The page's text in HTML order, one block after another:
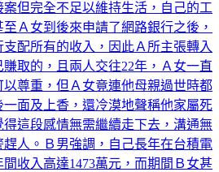
但完全不足以維持生活，自己的工
Ａ女到後來申請了網路銀行之後，
配所有的收入，因此Ａ所主張轉入
取的，且兩人交往22年，Ａ女一直
尊重，但Ａ女竟連他母親過世時都
面及上香，還冷漠地聲稱他家屬死
這段感情無需繼續走下去，溝通無
人。Ｂ男強調，自己長年在台積電
間收入高達1473萬元，而期間Ｂ女甚